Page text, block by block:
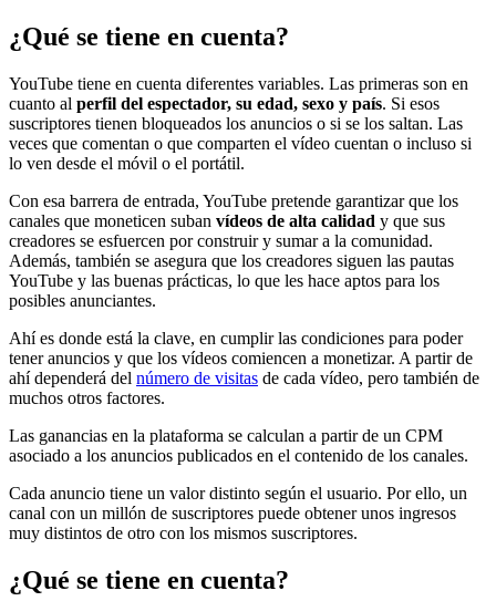
¿Qué se tiene en cuenta?
YouTube tiene en cuenta diferentes variables. Las primeras son en
cuanto al perfil del espectador, su edad, sexo y país. Si esos
suscriptores tienen bloqueados los anuncios o si se los saltan. Las
veces que comentan o que comparten el vídeo cuentan o incluso si
lo ven desde el móvil o el portátil.
Con esa barrera de entrada, YouTube pretende garantizar que los
canales que moneticen suban vídeos de alta calidad y que sus
creadores se esfuercen por construir y sumar a la comunidad.
Además, también se asegura que los creadores siguen las pautas
YouTube y las buenas prácticas, lo que les hace aptos para los
posibles anunciantes.
Ahí es donde está la clave, en cumplir las condiciones para poder
tener anuncios y que los vídeos comiencen a monetizar. A partir de
ahí dependerá del número de visitas de cada vídeo, pero también de
muchos otros factores.
Las ganancias en la plataforma se calculan a partir de un CPM
asociado a los anuncios publicados en el contenido de los canales.
Cada anuncio tiene un valor distinto según el usuario. Por ello, un
canal con un millón de suscriptores puede obtener unos ingresos
muy distintos de otro con los mismos suscriptores.
¿Qué se tiene en cuenta?